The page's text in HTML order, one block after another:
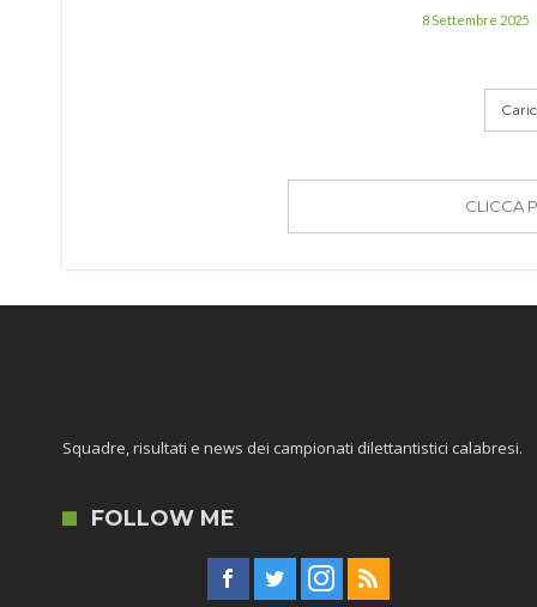
8 Settembre 2025
CLICCA
Squadre, risultati e news dei campionati dilettantistici calabresi.
FOLLOW ME